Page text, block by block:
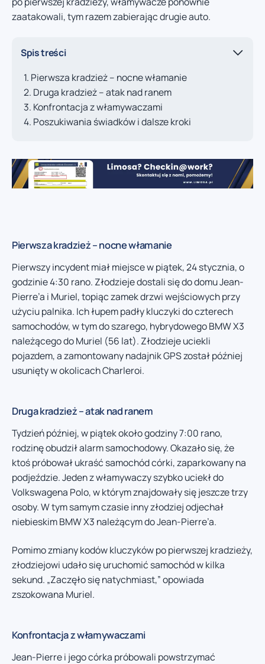
zaatakowali, tym razem zabierając drugie auto.
Spis treści
Pierwsza kradzież – nocne włamanie
Druga kradzież – atak nad ranem
Konfrontacja z włamywaczami
Poszukiwania świadków i dalsze kroki
Pierwsza kradzież – nocne włamanie
Pierwszy incydent miał miejsce w piątek, 24 stycznia, o
godzinie 4:30 rano. Złodzieje dostali się do domu Jean-
Pierre’a i Muriel, topiąc zamek drzwi wejściowych przy
użyciu palnika. Ich łupem padły kluczyki do czterech
samochodów, w tym do szarego, hybrydowego BMW X3
należącego do Muriel (56 lat). Złodzieje uciekli
pojazdem, a zamontowany nadajnik GPS został później
usunięty w okolicach Charleroi.
Druga kradzież – atak nad ranem
Tydzień później, w piątek około godziny 7:00 rano,
rodzinę obudził alarm samochodowy. Okazało się, że
ktoś próbował ukraść samochód córki, zaparkowany na
podjeździe. Jeden z włamywaczy szybko uciekł do
Volkswagena Polo, w którym znajdowały się jeszcze trzy
osoby. W tym samym czasie inny złodziej odjechał
niebieskim BMW X3 należącym do Jean-Pierre’a.
Pomimo zmiany kodów kluczyków po pierwszej kradzieży,
złodziejowi udało się uruchomić samochód w kilka
sekund. „Zaczęło się natychmiast,” opowiada
zszokowana Muriel.
Konfrontacja z włamywaczami
Jean-Pierre i jego córka próbowali powstrzymać